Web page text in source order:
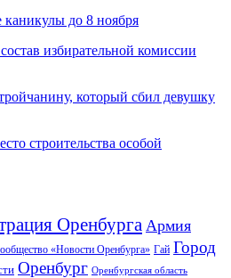
до 8 ноября
избирательной комисcии
который сбил девушку
строительства особой
Оренбурга Армия
«Новости Оренбурга» Гай Город
Оренбург Оренбургская область